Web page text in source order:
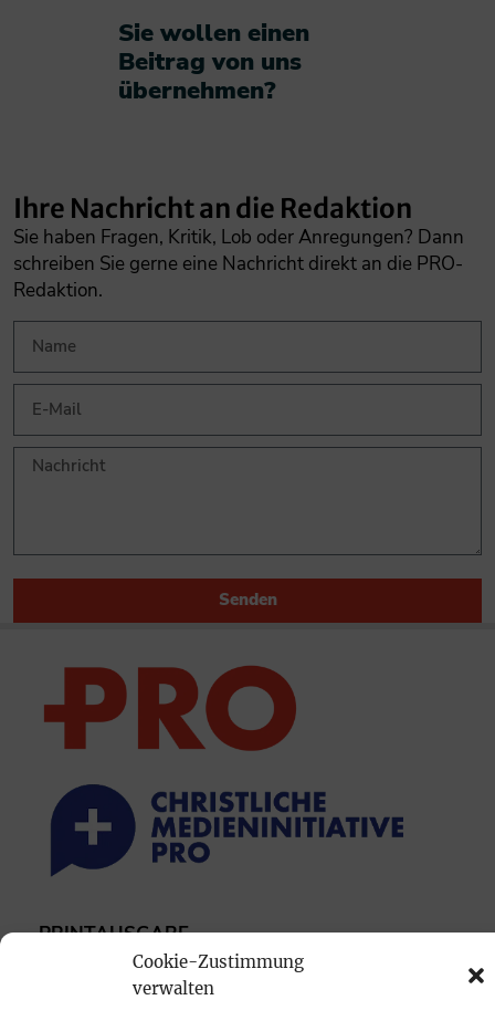
Cookie-Zustimmung
verwalten
Sie wollen einen
Beitrag von uns
übernehmen?​
Ihre Nachricht an die Redaktion
Sie haben Fragen, Kritik, Lob oder Anregungen? Dann
schreiben Sie gerne eine Nachricht direkt an die PRO-
Redaktion.
Senden
PRINTAUSGABE
Mediadaten